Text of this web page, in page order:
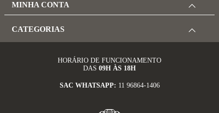
MINHA CONTA
CATEGORIAS
HORÁRIO DE FUNCIONAMENTO
DAS 09H ÀS 18H
SAC WHATSAPP: 11 96864-1406